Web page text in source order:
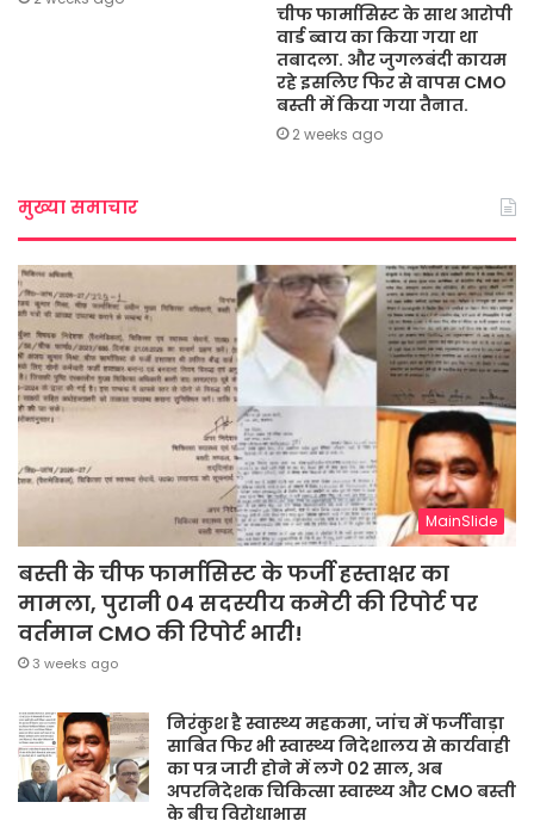
चीफ फार्मासिस्ट के साथ आरोपी
वार्ड ब्वाय का किया गया था
तबादला. और जुगलबंदी कायम
रहे इसलिए फिर से वापस CMO
बस्ती में किया गया तैनात.
2 weeks ago
मुख्या समाचार
MainSlide
बस्ती के चीफ फार्मासिस्ट के फर्जी हस्ताक्षर का
मामला, पुरानी 04 सदस्यीय कमेटी की रिपोर्ट पर
वर्तमान CMO की रिपोर्ट भारी!
3 weeks ago
निरंकुश है स्वास्थ्य महकमा, जांच में फर्जीवाड़ा
साबित फिर भी स्वास्थ्य निदेशालय से कार्यवाही
का पत्र जारी होने में लगे 02 साल, अब
अपरनिदेशक चिकित्सा स्वास्थ्य और CMO बस्ती
के बीच विरोधाभास